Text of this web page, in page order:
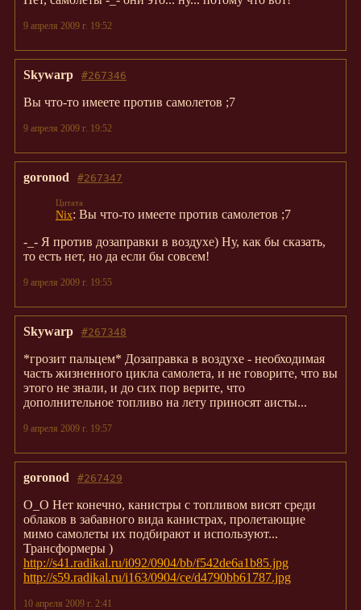
9 апреля 2009 г. 19:52
#267346
Skywarp
Вы что-то имеете против самолетов ;7
9 апреля 2009 г. 19:52
#267347
goronod
Nix: Вы что-то имеете против самолетов ;7
-_- Я против дозаправки в воздухе) Ну, как бы сказать,
то есть нет, но да если бы совсем!
9 апреля 2009 г. 19:55
#267348
Skywarp
*грозит пальцем* Дозаправка в воздухе - необходимая
часть жизненного цикла самолета, и не говорите, что вы
этого не знали, и до сих пор верите, что
дополнительное топливо на лету приносят аисты...
9 апреля 2009 г. 19:57
#267429
goronod
О_О Нет конечно, канистры с топливом висят среди
облаков в забавного вида канистрах, пролетающие
мимо самолеты их подбирают и используют...
Трансформеры )
http://s41.radikal.ru/i092/0904/bb/f542de6a1b85.jpg
http://s59.radikal.ru/i163/0904/ce/d4790bb61787.jpg
10 апреля 2009 г. 2:41